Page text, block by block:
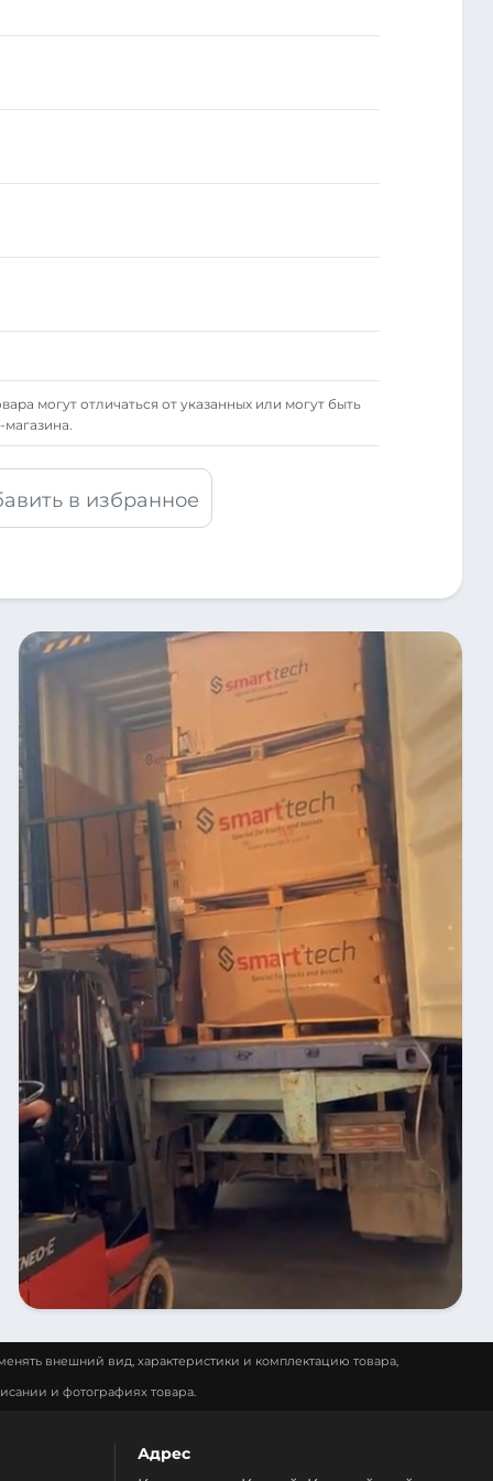
могут отличаться от указанных или могут быть
в избранное
внешний вид, характеристики и комплектацию товара,
и фотографиях товара.
Адрес